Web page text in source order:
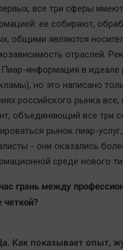
все три сферы
ее собирают,
общими являются
отраслей.
информация в идеале
но это написано
российского рынка
объединяющий все три
рынок пиар-
- они оказались
среде нового
грань между
четкой?
Как показывает опыт,